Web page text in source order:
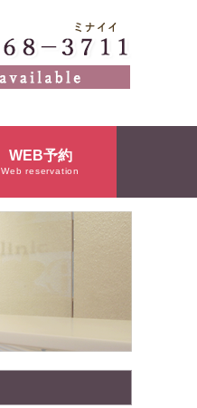
WEB予約
Web reservation